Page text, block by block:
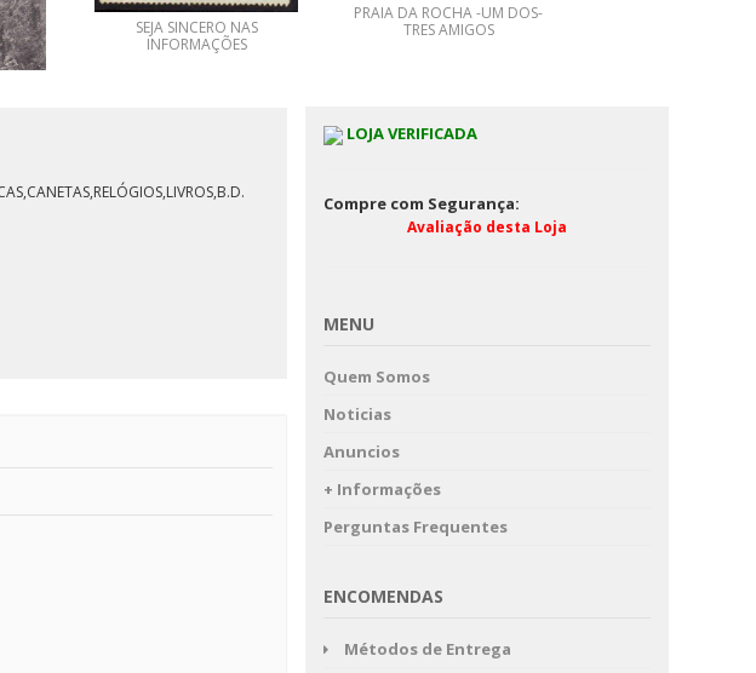
O
SEJA SINCERO NAS
INFORMAÇÕES
PRAIA DA ROCHA -UM DOS-
TRES AMIGOS
LOJA VERIFICADA
Compre com Segurança:
Avaliação desta Loja
MENU
Quem Somos
Noticias
Anuncios
+ Informações
Perguntas Frequentes
ENCOMENDAS
Métodos de Entrega